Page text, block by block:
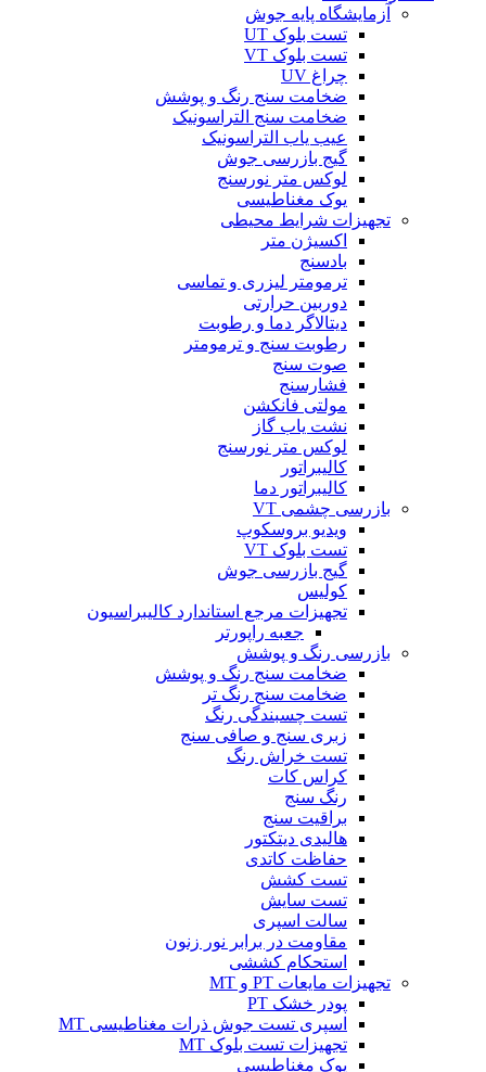
آزمایشگاه پایه جوش
تست بلوک UT
تست بلوک VT
چراغ UV
ضخامت سنج رنگ و پوشش
ضخامت سنج التراسونیک
عیب یاب التراسونیک
گیج بازرسی جوش
لوکس متر نورسنج
یوک مغناطیسی
تجهیزات شرایط محیطی
اکسیژن متر
بادسنج
ترمومتر لیزری و تماسی
دوربین حرارتی
دیتالاگر دما و رطوبت
رطوبت سنج و ترمومتر
صوت سنج
فشارسنج
مولتی فانکشن
نشت یاب گاز
لوکس متر نورسنج
کالیبراتور
کالیبراتور دما
بازرسی چشمی VT
ویدیو بروسکوپ
تست بلوک VT
گیج بازرسی جوش
کولیس
تجهیزات مرجع استاندارد کالیبراسیون
جعبه راپورتر
بازرسی رنگ و پوشش
ضخامت سنج رنگ و پوشش
ضخامت سنج رنگ تر
تست چسبندگی رنگ
زبری سنج و صافی سنج
تست خراش رنگ
کراس کات
رنگ سنج
براقیت سنج
هالیدی دیتکتور
حفاظت کاتدی
تست کشش
تست سایش
سالت اسپری
مقاومت در برابر نور زنون
استحکام کششی
تجهیزات مایعات PT و MT
پودر خشک PT
اسپری تست جوش ذرات مغناطیسی MT
تجهیزات تست بلوک MT
یوک مغناطیسی